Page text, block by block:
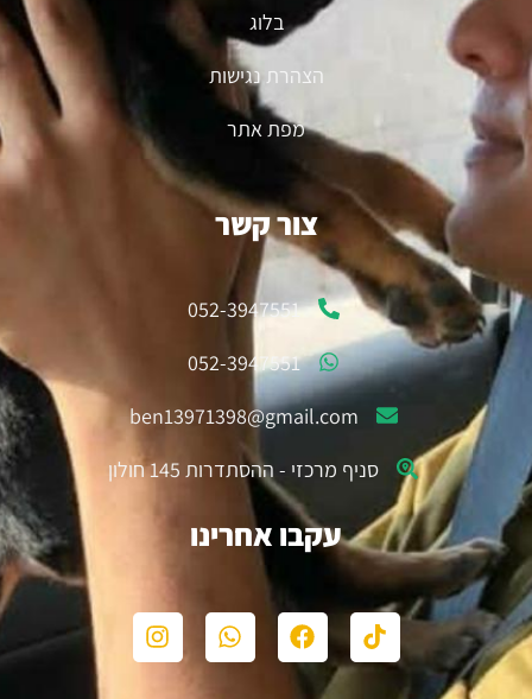
צור קשר
052-3947551
052-3947551
ben13971398@gmail.com
סניף מרכזי - ההסתדרות 145 חולון
עקבו אחרינו
בלוג
הצהרת נגישות
מפת אתר